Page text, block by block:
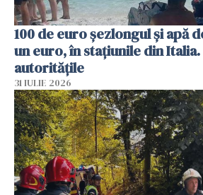
100 de euro șezlongul și apă
un euro, în stațiunile din
autoritățile
31 IULIE 2026